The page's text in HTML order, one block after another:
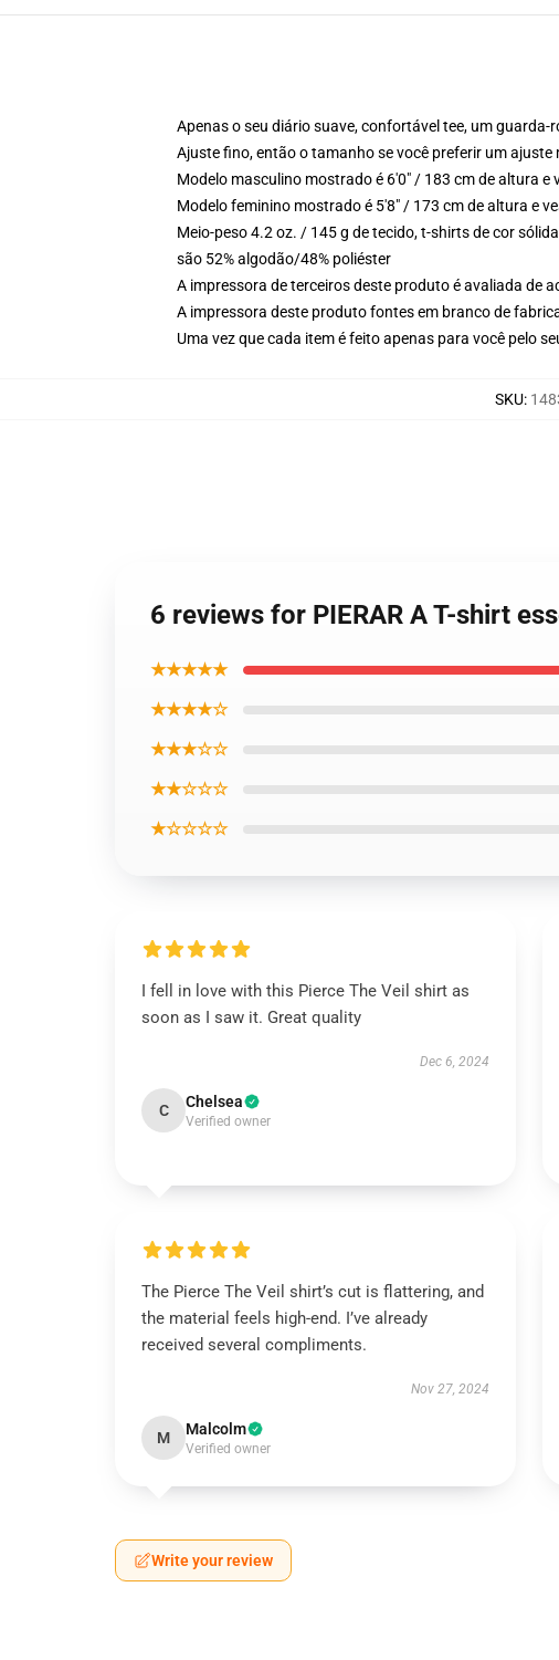
Apenas o seu diário suave, confortável tee, um guarda-
Ajuste fino, então o tamanho se você preferir um
Modelo masculino mostrado é 6'0" / 183 cm de altura e
Modelo feminino mostrado é 5'8" / 173 cm de altura e
Meio-peso 4.2 oz. / 145 g de tecido, t-shirts de cor
são 52% algodão/48% poliéster
A impressora de terceiros deste produto é avaliada de
A impressora deste produto fontes em branco de
Uma vez que cada item é feito apenas para você pelo
SKU:
6 reviews for PIERAR A T-shirt
★★★★★
★★★★☆
★★★☆☆
★★☆☆☆
★☆☆☆☆
I fell in love with this Pierce The Veil shirt as
soon as I saw it. Great quality
Dec 6, 2024
C Chelsea
Verified owner
The Pierce The Veil shirt’s cut is flattering, and
the material feels high-end. I’ve already
received several compliments.
Nov 27, 2024
M Malcolm
Verified owner
Write your review